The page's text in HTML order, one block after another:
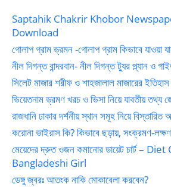
Saptahik Chakrir Khobor
Download
গোলাপ গ্রাম ভ্রমন -গোলাপ গ্রাম কিভাবে যাওয়া
নীল দিগন্ত বান্দরবান- নীল দিগন্ত ট্যুর প্ল্যান ও
সিলেট মাজার শরীফ ও শাহজালাল মাজারের ইতিহাস
ভিয়েতনাম ভ্রমণ খরচ ও ভিসা নিয়ে যাবতীয় তথ্য
রাজধানি ঢাকার দর্শনীয় স্থান সমূহ নিয়ে
করোনা ভাইরাস কি? কিভাবে ছড়ায়, সংক্রমণ-
মেয়েদের দ্রুত ওজন কমানোর ডায়েট চার্ট –
Bangladeshi Girl
ডেঙ্গু জ্বরঃ আতংক নাকি মোকাবেলা করবেন?